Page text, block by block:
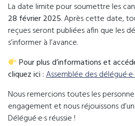
La date limite pour soumettre les
28 février 2025. Après cette date,
reçues seront publiées afin que les
s’informer à l’avance.
Pour plus d’informations et
cliquez ici :Assemblée des
Nous remercions toutes les
engagement et nous réjouissons
Délégué·e·s réussie !